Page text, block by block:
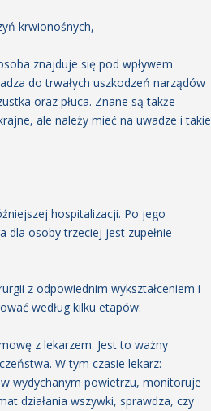
krwionośnych,
znajduje się pod wpływem
do trwałych uszkodzeń narządów
oraz płuca. Znane są także
ale należy mieć na uwadze i takie
hospitalizacji. Po jego
dla osoby trzeciej jest zupełnie
z odpowiednim wykształceniem i
według kilku etapów:
z lekarzem. Jest to ważny
W tym czasie lekarz:
wydychanym powietrzu, monitoruje
działania wszywki, sprawdza, czy